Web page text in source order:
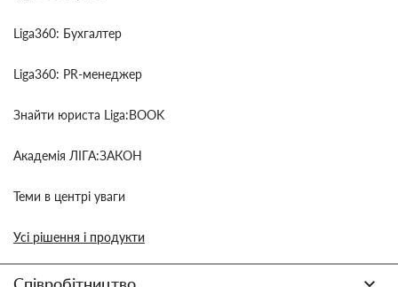
Liga360: Бухгалтер
Liga360: PR-менеджер
Знайти юриста Liga:BOOK
Академія ЛІГА:ЗАКОН
Теми в центрі уваги
Усі рішення і продукти